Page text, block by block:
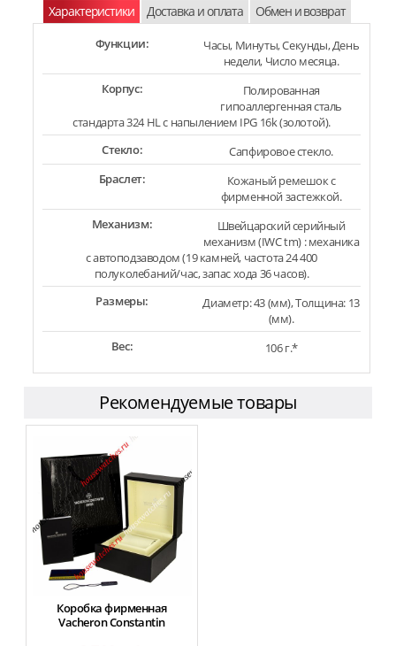
Характеристики Доставка и оплата Обмен и возврат
Функции:
Часы, Минуты, Секунды, День
недели, Число месяца.
Корпус:
Полированная
гипоаллергенная сталь
стандарта 324 HL с напылением IPG 16k (золотой).
Стекло:
Сапфировое стекло.
Браслет:
Кожаный ремешок с
фирменной застежкой.
Механизм:
Швейцарский серийный
механизм (IWC tm) : механика
с автоподзаводом (19 камней, частота 24 400
полуколебаний/час, запас хода 36 часов).
Размеры:
Диаметр: 43 (мм), Толщина: 13
(мм).
Вес:
106 г.*
Рекомендуемые товары
Коробка фирменная
Vacheron Constantin